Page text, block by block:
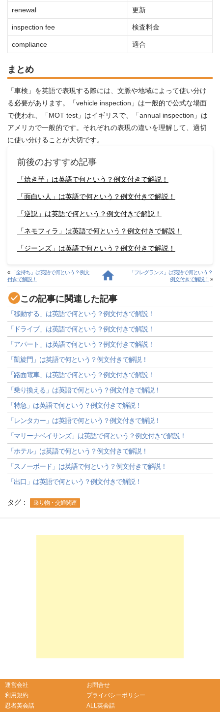
renewal 更新
inspection fee 検査料金
compliance 適合
まとめ
「車検」を英語で表現する際には、文脈や地域によって使い分け
る必要があります。「vehicle inspection」は一般的で公式な場面
で使われ、「MOT test」はイギリスで、「annual inspection」は
アメリカで一般的です。それぞれの表現の違いを理解して、適切
に使い分けることが大切です。
前後のおすすめ記事
「焼き芋」は英語で何という？例文付きで解説！
「面白い人」は英語で何という？例文付きで解説！
「逆説」は英語で何という？例文付きで解説！
「ネモフィラ」は英語で何という？例文付きで解説！
「ジーンズ」は英語で何という？例文付きで解説！
« 「金持ち」は英語で何という？例文
付きで解説！
「フレグランス」は英語で何という？
例文付きで解説！ »
この記事に関連した記事
「移動する」は英語で何という？例文付きで解説！
「ドライブ」は英語で何という？例文付きで解説！
「アパート」は英語で何という？例文付きで解説！
「凱旋門」は英語で何という？例文付きで解説！
「路面電車」は英語で何という？例文付きで解説！
「乗り換える」は英語で何という？例文付きで解説！
「特急」は英語で何という？例文付きで解説！
「レンタカー」は英語で何という？例文付きで解説！
「マリーナベイサンズ」は英語で何という？例文付きで解説！
「ホテル」は英語で何という？例文付きで解説！
「スノーボード」は英語で何という？例文付きで解説！
「出口」は英語で何という？例文付きで解説！
タグ： 乗り物・交通関連
運営会社
お問合せ
利用規約
プライバシーポリシー
忍者英会話
ALL英会話